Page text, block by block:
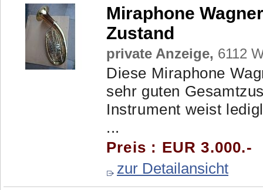
Miraphone
Zustand
private Anzeige, 6112
Diese Miraphone
sehr guten
Instrument weist
...
Preis : EUR 3.000.-
zur Detailansicht